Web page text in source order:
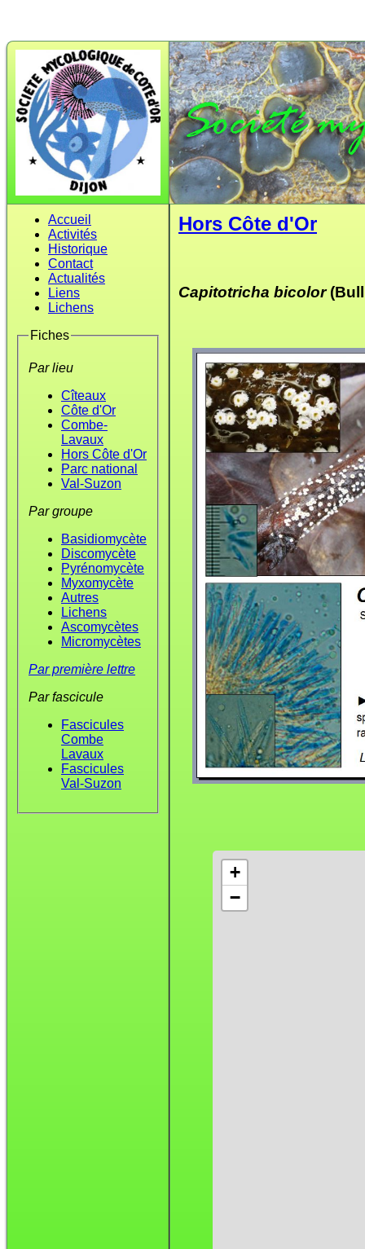
Accueil
Activités
Historique
Contact
Actualités
Liens
Lichens
Fiches
Par lieu
Cîteaux
Côte d'Or
Combe-
Lavaux
Hors Côte d'Or
Parc national
Val-Suzon
Par groupe
Basidiomycète
Discomycète
Pyrénomycète
Myxomycète
Autres
Lichens
Ascomycètes
Micromycètes
Par première lettre
Par fascicule
Fascicules
Combe
Lavaux
Fascicules
Val-Suzon
Hors Côte d'Or
Capitotricha bicolor
+
−